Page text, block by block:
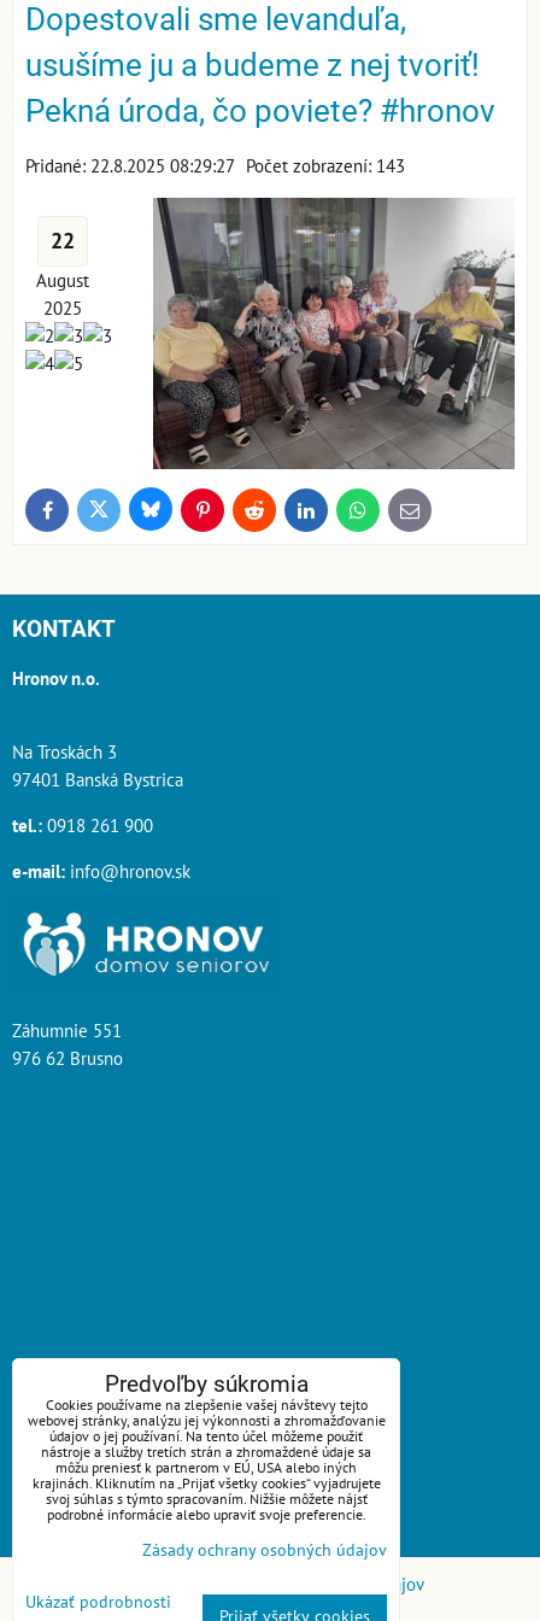
Dopestovali sme levanduľa,
usušíme ju a budeme z nej tvoriť!
Pekná úroda, čo poviete? #hronov
Pridané: 22.8.2025 08:29:27 Počet zobrazení: 143
22
August
2025
FacebookTwitter BlueskyPinterestReddit LinkedInWhatsApp
E-
mail
KONTAKT
Hronov n.o.
Na Troskách 3
97401 Banská Bystrica
tel.: 0918 261 900
e-mail: info@hronov.sk
Záhumnie 551
976 62 Brusno
ZAVOLÁME VÁM SPÄŤ
Váš telefón:*
Zásady ochrany osobných údajov
Predvoľby súkromia
Cookies používame na zlepšenie vašej návštevy tejto
webovej stránky, analýzu jej výkonnosti a zhromažďovanie
údajov o jej používaní. Na tento účel môžeme použiť
nástroje a služby tretích strán a zhromaždené údaje sa
môžu preniesť k partnerom v EÚ, USA alebo iných
krajinách. Kliknutím na „Prijať všetky cookies“ vyjadrujete
svoj súhlas s týmto spracovaním. Nižšie môžete nájsť
podrobné informácie alebo upraviť svoje preferencie.
Zásady ochrany osobných údajov
Ukázať podrobnosti
Prijať všetky cookies